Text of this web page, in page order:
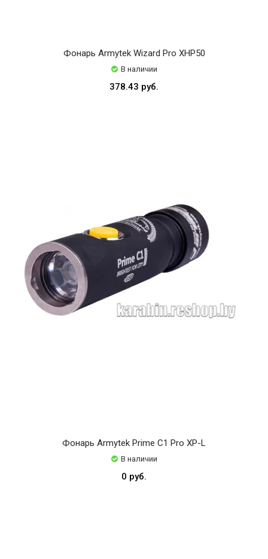
Фонарь Armytek Wizard Pro XHP50
В наличии
378.43 руб.
Фонарь Armytek Prime C1 Pro XP-L
В наличии
0 руб.